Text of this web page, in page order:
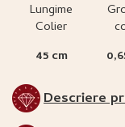
Lungime
Colier
45 cm
Descriere